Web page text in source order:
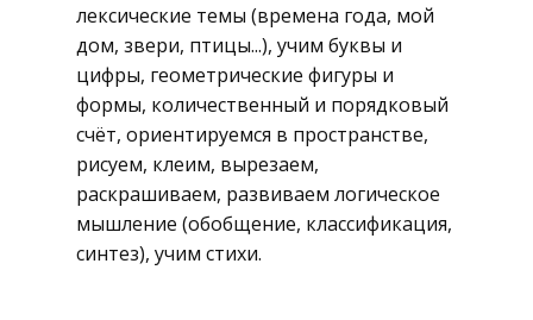
лексические темы (времена года, мой
дом, звери, птицы...), учим буквы и
цифры, геометрические фигуры и
формы, количественный и порядковый
счёт, ориентируемся в пространстве,
рисуем, клеим, вырезаем,
раскрашиваем, развиваем логическое
мышление (обобщение, классификация,
синтез), учим стихи.